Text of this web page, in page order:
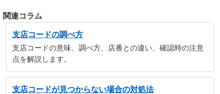
関連コラム
支店コードの調べ方
支店コードの意味、調べ方、店番との違い、確認時の注意
点を解説します。
支店コードが見つからない場合の対処法